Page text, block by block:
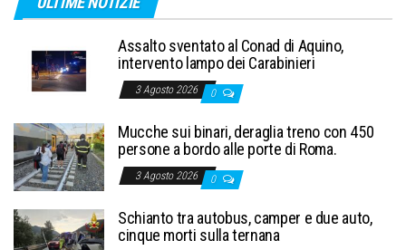
Assalto sventato al Conad di Aquino,
intervento lampo dei Carabinieri
3 Agosto 2026 0
Mucche sui binari, deraglia treno con 450
persone a bordo alle porte di Roma.
3 Agosto 2026 0
Schianto tra autobus, camper e due auto,
cinque morti sulla ternana